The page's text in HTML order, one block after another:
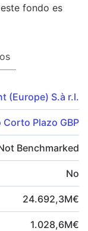
fondo es
(Europe) S.à r.l.
Plazo GBP
Benchmarked
No
24.692,3M€
1.028,6M€